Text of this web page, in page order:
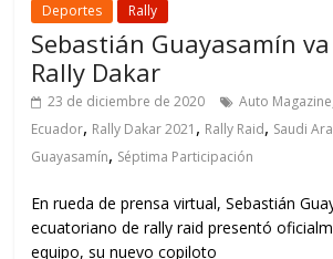
Deportes Rally
Sebastián Guayasamín
Rally Dakar
23 de diciembre de 2020 Auto Magazine
Ecuador, Rally Dakar 2021 , Rally Raid, Saudi
Guayasamín, Séptima Participación
En rueda de prensa virtual, Sebastián
ecuatoriano de rally raid presentó
equipo, su nuevo copiloto